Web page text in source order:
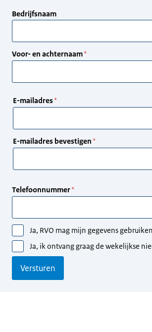
Bedrijfsnaam
Voor- en achternaam
E-
mailadres
E-mailadres
E-mailadres bevestigen
Telefoonnummer
Ja, RVO mag mijn gegevens
Ja, ik ontvang graag de wekelijkse